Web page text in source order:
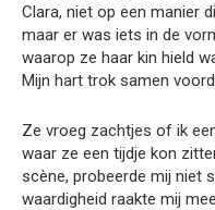
Clara, niet op een manier
maar er was iets in de
waarop ze haar kin hield
Mijn hart trok samen
Ze vroeg zachtjes of ik
waar ze een tijdje kon
scène, probeerde mij niet
waardigheid raakte mij